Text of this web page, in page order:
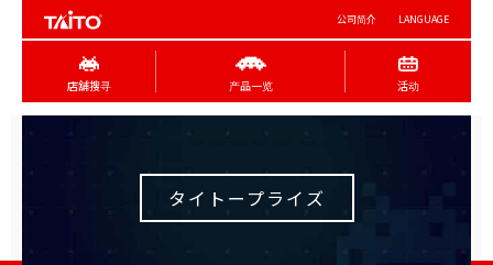
公司简介 LANGUAGE
店舖搜寻 产品一览 活动
タイトープライズ